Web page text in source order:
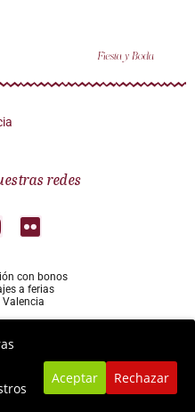
redes
con bonos
a ferias
los viajes a ferias
Aceptar Rechazar